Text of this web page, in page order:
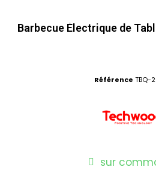
Barbecue Électrique de
Référence TBQ-
sur